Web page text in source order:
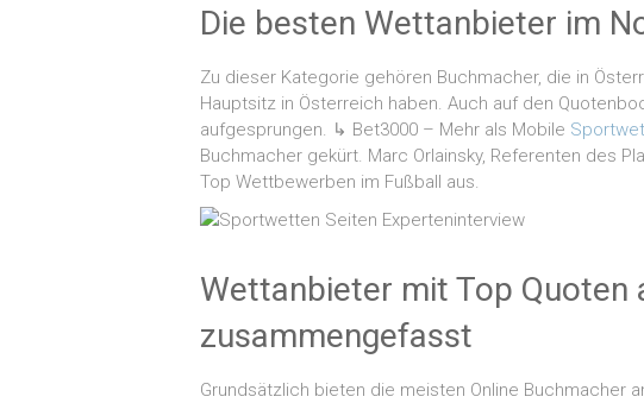
Die besten Wettanbieter im
Zu dieser Kategorie gehören Buchmacher, die in
Hauptsitz in Österreich haben. Auch auf den
aufgesprungen. ↳ Bet3000 – Mehr als Mobile
Buchmacher gekürt. Marc Orlainsky, Referenten des
Top Wettbewerben im Fußball aus.
Wettanbieter mit Top Quoten
zusammengefasst
Grundsätzlich bieten die meisten Online Buchmacher